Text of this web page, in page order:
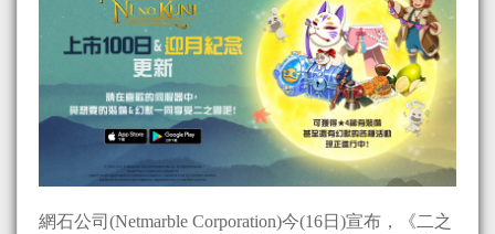
網石公司(Netmarble Corporation)今(16日)宣布，《二之